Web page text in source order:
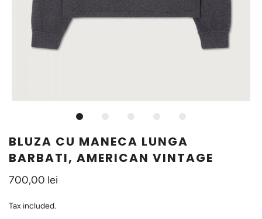
BLUZA CU MANECA LUNGA
BARBATI, AMERICAN VINTAGE
700,00 lei
Tax included.